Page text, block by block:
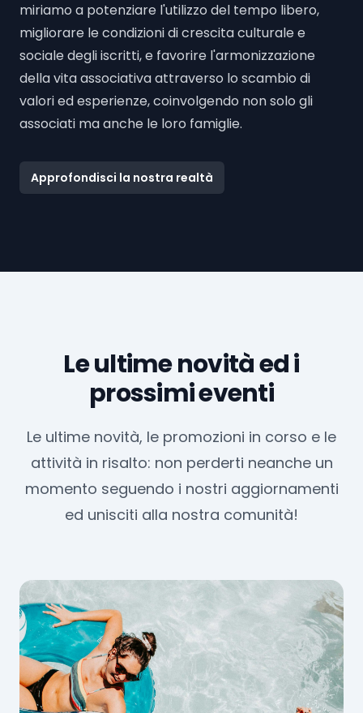
miriamo a potenziare l'utilizzo del tempo libero,
migliorare le condizioni di crescita culturale e
sociale degli iscritti, e favorire l'armonizzazione
della vita associativa attraverso lo scambio di
valori ed esperienze, coinvolgendo non solo gli
associati ma anche le loro famiglie.
Approfondisci la nostra realtà
Le ultime novità ed i
prossimi eventi
Le ultime novità, le promozioni in corso e le
attività in risalto: non perderti neanche un
momento seguendo i nostri aggiornamenti
ed unisciti alla nostra comunità!